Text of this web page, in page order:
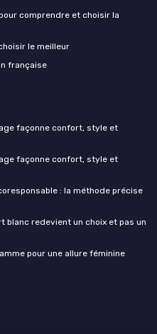
comprendre et choisir la
le meilleur
française
façonne confort, style et
façonne confort, style et
: la méthode précise
blanc redevient un choix et pas un
pour une allure féminine